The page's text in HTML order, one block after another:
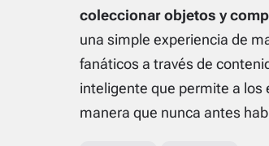
coleccionar objetos y
una simple experiencia de
fanáticos a través de
inteligente que permite a los
manera que nunca antes